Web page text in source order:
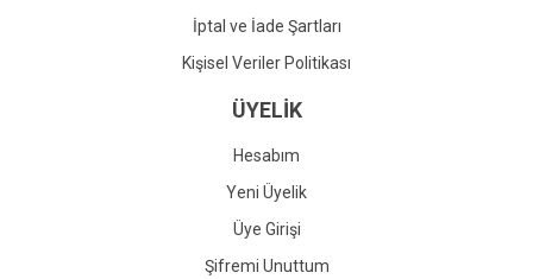
İptal ve İade Şartları
Kişisel Veriler Politikası
ÜYELİK
Hesabım
Yeni Üyelik
Üye Girişi
Şifremi Unuttum